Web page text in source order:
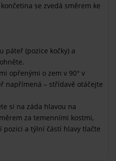
se zvedá směrem ke
páteř (pozice kočky) a
opřenými o zem v 90° v
napřímená – střídavě otáčejte
si na záda hlavou na
za temenními kostmi,
a týlní částí hlavy tlačte